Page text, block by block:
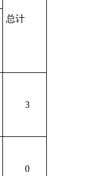
总计
3
0